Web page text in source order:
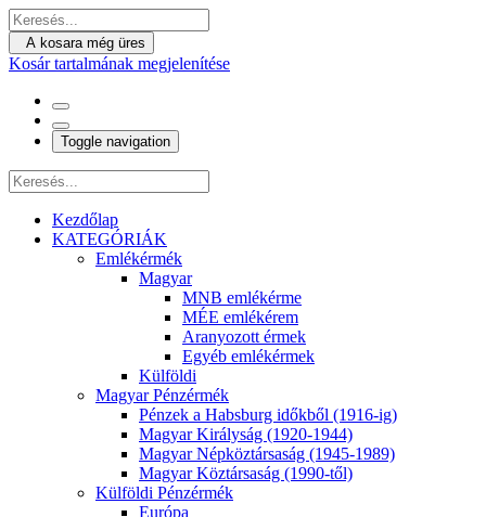
A kosara még üres
Kosár tartalmának megjelenítése
Toggle navigation
Kezdőlap
KATEGÓRIÁK
Emlékérmék
Magyar
MNB emlékérme
MÉE emlékérem
Aranyozott érmek
Egyéb emlékérmek
Külföldi
Magyar Pénzérmék
Pénzek a Habsburg időkből (1916-ig)
Magyar Királyság (1920-1944)
Magyar Népköztársaság (1945-1989)
Magyar Köztársaság (1990-től)
Külföldi Pénzérmék
Európa